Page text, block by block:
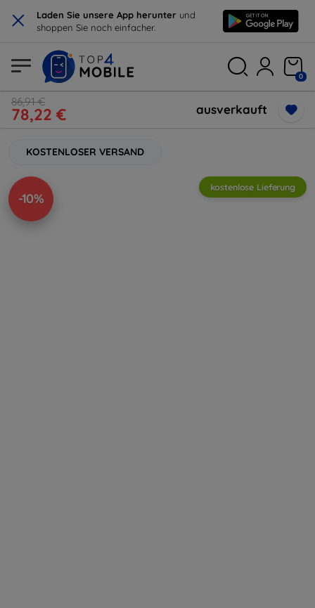
× Laden Sie unsere App herunter und
shoppen Sie noch einfacher.
0
86,91 €
78,22 € ausverkauft
KOSTENLOSER VERSAND
-10%
kostenlose Lieferung